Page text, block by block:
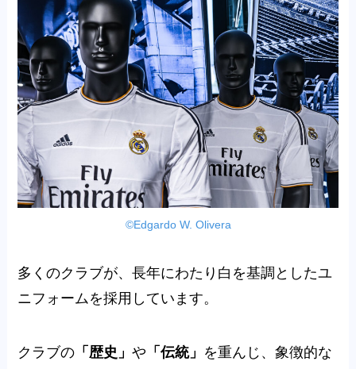
©Edgardo W. Olivera
多くのクラブが、長年にわたり白を基調としたユ
ニフォームを採用しています。
クラブの 「歴史」や 「伝統」 を重んじ、象徴的な